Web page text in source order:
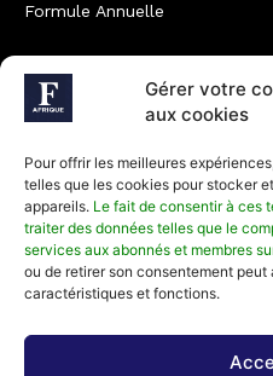
Gérer votre
aux cookies
Pour offrir les meilleures
telles que les cookies pour stocker
appareils. Le fait de consentir à ces
traiter des données telles que le
services aux abonnés et membres
ou de retirer son consentement
caractéristiques et fonctions.
Formule Annuelle
JOINDRE L'ÉQUIPE
Rédaction
Développement commercial
Communiquer avec Forbes
Média Kit 2026